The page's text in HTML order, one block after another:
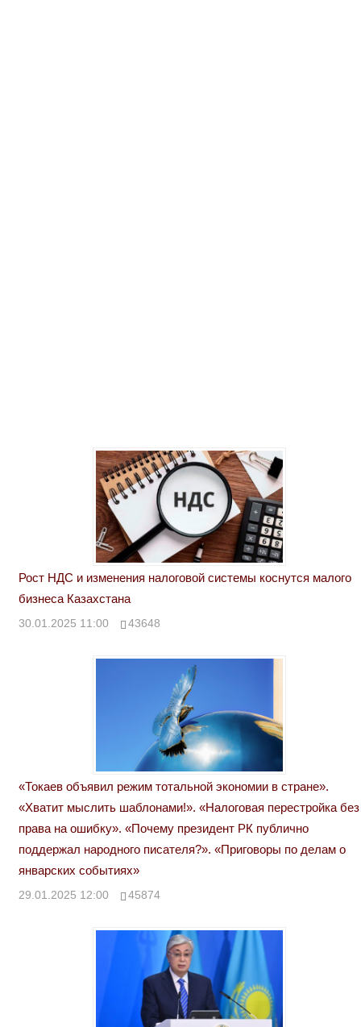
Рост НДС и изменения налоговой системы коснутся малого
бизнеса Казахстана
30.01.2025 11:00 43648
«Токаев объявил режим тотальной экономии в стране».
«Хватит мыслить шаблонами!». «Налоговая перестройка без
права на ошибку». «Почему президент РК публично
поддержал народного писателя?». «Приговоры по делам о
январских событиях»
29.01.2025 12:00 45874